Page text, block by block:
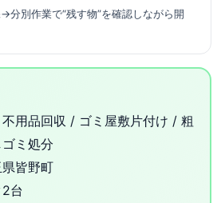
分別作業で“残す物”を確認しながら開
不用品回収 / ゴミ屋敷片付け / 粗
ミ処分
皆野町
2台